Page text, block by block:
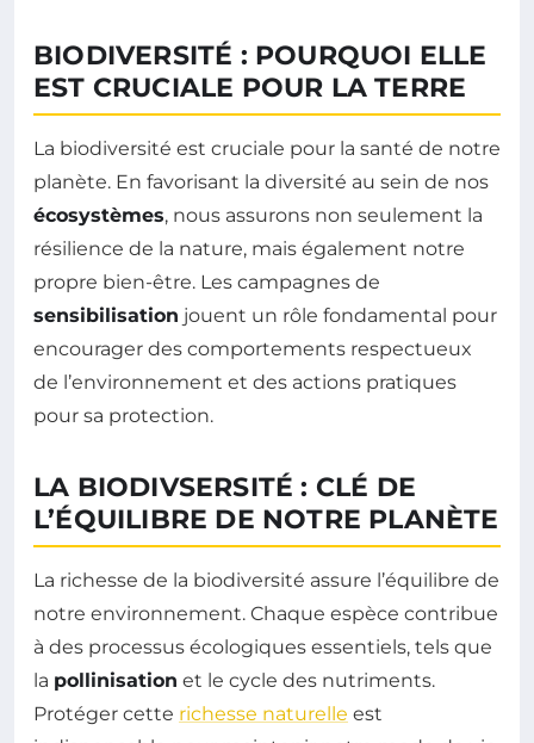
BIODIVERSITÉ : POURQUOI ELLE
EST CRUCIALE POUR LA TERRE
La biodiversité est cruciale pour la santé de notre
planète. En favorisant la diversité au sein de nos
écosystèmes, nous assurons non seulement la
résilience de la nature, mais également notre
propre bien-être. Les campagnes de
sensibilisation jouent un rôle fondamental pour
encourager des comportements respectueux
de l’environnement et des actions pratiques
pour sa protection.
LA BIODIVSERSITÉ : CLÉ DE
L’ÉQUILIBRE DE NOTRE PLANÈTE
La richesse de la biodiversité assure l’équilibre de
notre environnement. Chaque espèce contribue
à des processus écologiques essentiels, tels que
la pollinisation et le cycle des nutriments.
Protéger cette richesse naturelle est